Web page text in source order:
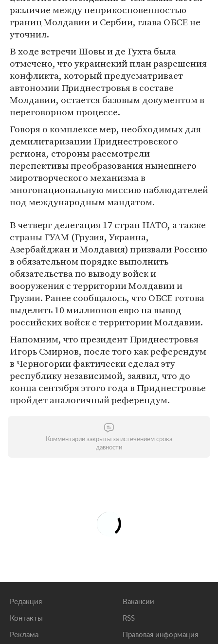
различие между неприкосновенностью
границ Молдавии и Сербии, глава ОБСЕ не
уточнил.
В ходе встречи Шовы и де Гухта была
отмечено, что украинский план разрешения
конфликта, который предусматривает
автономии Приднестровья в составе
Молдавии, остается базовым документом в
переговорном процессе.
Говоря о комплексе мер, необходимых для
демилитаризации Приднестровского
региона, стороны рассмотрели
перспективы преобразования нынешнего
миротворческого механизма в
многонациональную миссию наблюдателей
под международным мандатом.
В четверг делегация 17 стран НАТО, а также
страны ГУАМ (Грузия, Украина,
Азербайджан и Молдавия) призвали Россию
в обязательном порядке выполнить
обязательства по выводу войск и
вооружения с территории Молдавии и
Грузии. Ранее сообщалось, что ОБСЕ готова
выделить 10 миллионов евро на вывод
российских войск с территории Молдавии.
Напомним, что президент Приднестровья
Игорь Смирнов, после того как референдум
в Черногории фактически сделал эту
республику независимой, заявил, что до
конца сентября этого года в Приднестровье
пройдет аналогичный референдум.
Комментарии закрыты за истечением срока
давности
Редакция
Контакты
Реклама
Вакансии
RSS
Правовая информация